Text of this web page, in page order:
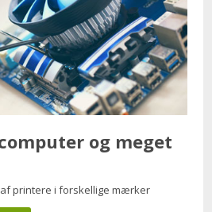
og meget
printere i forskellige mærker